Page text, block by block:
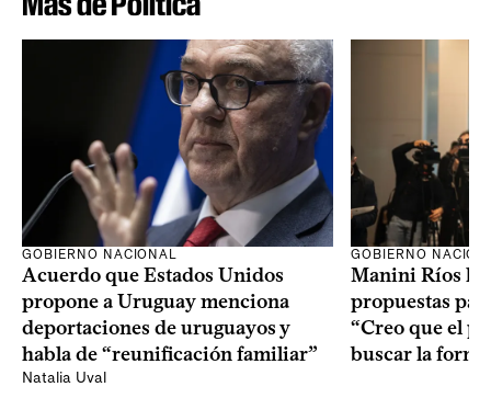
GOBIERNO NACIONAL
Acuerdo que Estados Unidos
propone a Uruguay menciona
deportaciones de uruguayos y
habla de “reunificación familiar”
Natalia Uval
GOBIERNO
Manini Ríos le
propuestas
“Creo que el
buscar la